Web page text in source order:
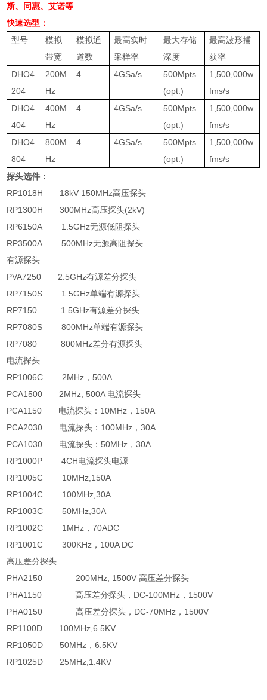
斯、同惠、艾诺等
快速选型：
型号
模拟
带宽
模拟通
道数
最高实时
采样率
最大存储
深度
最高波形捕
获率
DHO4
204
200M
Hz
4 4GSa/s
500Mpts
(opt.)
1,500,000w
fms/s
DHO4
404
400M
Hz
4 4GSa/s
500Mpts
(opt.)
1,500,000w
fms/s
DHO4
804
800M
Hz
4 4GSa/s
500Mpts
(opt.)
1,500,000w
fms/s
探头选件：
RP1018H
18kV 150MHz高压探头
RP1300H
300MHz高压探头(2kV)
RP6150A
1.5GHz无源低阻探头
RP3500A
500MHz无源高阻探头
有源探头
PVA7250
2.5GHz有源差分探头
RP7150S
1.5GHz单端有源探头
RP7150
1.5GHz有源差分探头
RP7080S
800MHz单端有源探头
RP7080
800MHz差分有源探头
电流探头
RP1006C
2MHz ，500A
PCA1500
2MHz, 500A 电流探头
PCA1150
电流探头： 10MHz ， 150A
PCA2030
电流探头： 100MHz ，30A
PCA1030
电流探头：50MHz ，30A
RP1000P
4CH电流探头电源
RP1005C
10MHz,150A
RP1004C
100MHz,30A
RP1003C
50MHz,30A
RP1002C
1MHz ，70ADC
RP1001C
300KHz ， 100A DC
高压差分探头
PHA2150
200MHz, 1500V高压差分探头
PHA1150
高压差分探头， DC-100MHz ， 1500V
PHA0150
高压差分探头， DC-70MHz ， 1500V
RP1100D
100MHz,6.5KV
RP1050D
50MHz ，6.5KV
RP1025D
25MHz,1.4KV